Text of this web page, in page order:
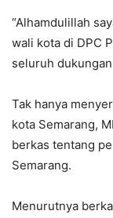
“Alhamdulillah
wali kota di DPC
seluruh
Tak hanya
kota Semarang,
berkas tentang
Semarang.
Menurutnya